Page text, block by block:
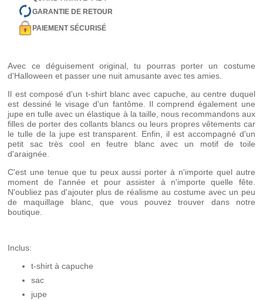
GARANTIE DE RETOUR
PAIEMENT SÉCURISÉ
Avec ce déguisement original, tu pourras porter un costume
d'Halloween et passer une nuit amusante avec tes amies.
Il est composé d'un t-shirt blanc avec capuche, au centre duquel
est dessiné le visage d'un fantôme. Il comprend également une
jupe en tulle avec un élastique à la taille, nous recommandons aux
filles de porter des collants blancs ou leurs propres vêtements car
le tulle de la jupe est transparent. Enfin, il est accompagné d'un
petit sac très cool en feutre blanc avec un motif de toile
d'araignée.
C'est une tenue que tu peux aussi porter à n'importe quel autre
moment de l'année et pour assister à n'importe quelle fête.
N'oubliez pas d'ajouter plus de réalisme au costume avec un peu
de maquillage blanc, que vous pouvez trouver dans notre
boutique.
Inclus:
t-shirt à capuche
sac
jupe